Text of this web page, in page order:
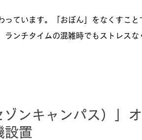
っています。「おぼん」をなくすこと
ンチタイムの混雑時でもストレスな
ンキャンパス）」
設置